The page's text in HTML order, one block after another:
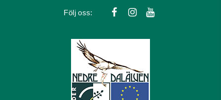
Följ oss: